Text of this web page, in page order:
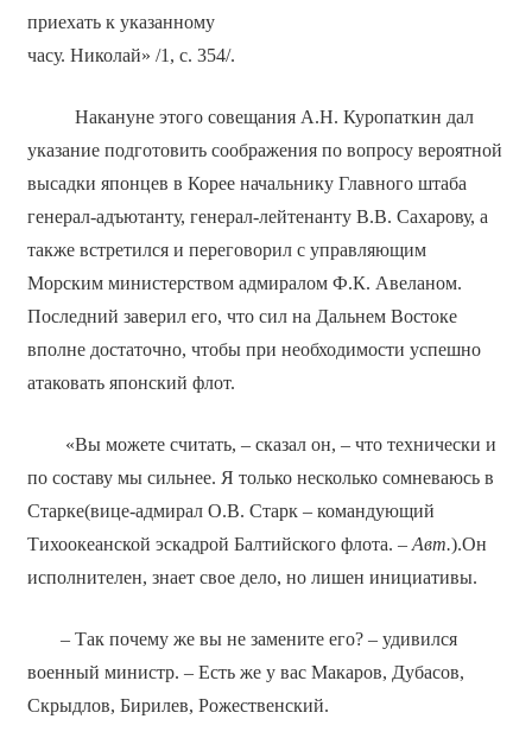
приехать к указанному
часу. Николай» /1, с. 354/.
Накануне этого совещания А.Н. Куропаткин дал
указание подготовить соображения по вопросу вероятной
высадки японцев в Корее начальнику Главного штаба
генерал-адъютанту, генерал-лейтенанту В.В. Сахарову, а
также встретился и переговорил с управляющим
Морским министерством адмиралом Ф.К. Авеланом.
Последний заверил его, что сил на Дальнем Востоке
вполне достаточно, чтобы при необходимости успешно
атаковать японский флот.
«Вы можете считать, – сказал он, – что технически и
по составу мы сильнее. Я только несколько сомневаюсь в
Старке(вице-адмирал О.В. Старк – командующий
Тихоокеанской эскадрой Балтийского флота. – Авт.).Он
исполнителен, знает свое дело, но лишен инициативы.
– Так почему же вы не замените его? – удивился
военный министр. – Есть же у вас Макаров, Дубасов,
Скрыдлов, Бирилев, Рожественский.